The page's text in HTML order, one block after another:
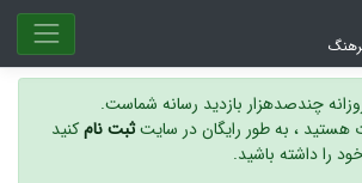
چندصدهزار بازدید رسانه شماست.
هستید ، به طور رایگان در سایتثبت نامکنید
را داشته باشید.